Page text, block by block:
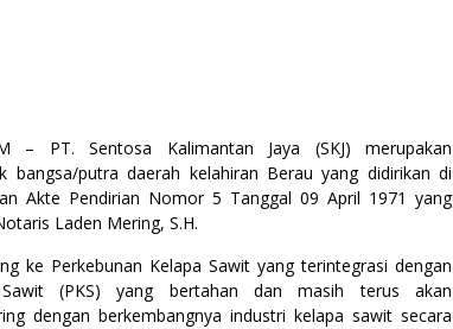
– PT. Sentosa Kalimantan Jaya (SKJ) merupakan
bangsa/putra daerah kelahiran Berau yang didirikan di
Akte Pendirian Nomor 5 Tanggal 09 April 1971 yang
Laden Mering, S.H.
ke Perkebunan Kelapa Sawit yang terintegrasi dengan
(PKS) yang bertahan dan masih terus akan
dengan berkembangnya industri kelapa sawit secara